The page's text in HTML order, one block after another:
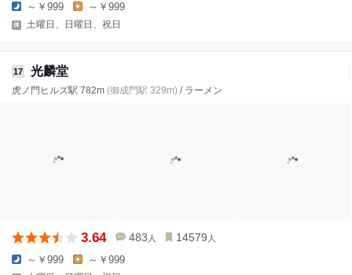
～￥999 ～￥999
土曜日、日曜日、祝日
17 光麟堂
虎ノ門ヒルズ駅 782m (御成門駅 329m) / ラーメン
3.64 483 人 14579 人
～￥999 ～￥999